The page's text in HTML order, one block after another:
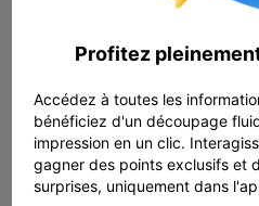
Profitez
Accédez à toutes les
bénéficiez d'un découpage
impression en un clic.
gagner des points exclusifs et
surprises, uniquement dans